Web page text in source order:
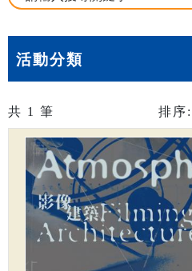
活動分類
共 1 筆 排序: